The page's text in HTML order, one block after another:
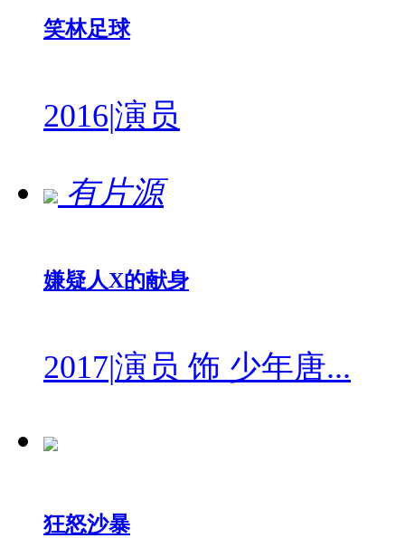
笑林足球
2016|演员
有片源
嫌疑人X的献身
2017|演员 饰 少年唐...
狂怒沙暴